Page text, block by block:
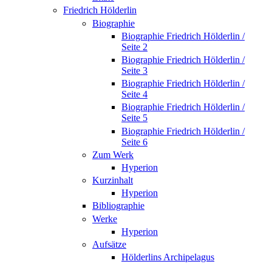
Friedrich Hölderlin
Biographie
Biographie Friedrich Hölderlin /
Seite 2
Biographie Friedrich Hölderlin /
Seite 3
Biographie Friedrich Hölderlin /
Seite 4
Biographie Friedrich Hölderlin /
Seite 5
Biographie Friedrich Hölderlin /
Seite 6
Zum Werk
Hyperion
Kurzinhalt
Hyperion
Bibliographie
Werke
Hyperion
Aufsätze
Hölderlins Archipelagus